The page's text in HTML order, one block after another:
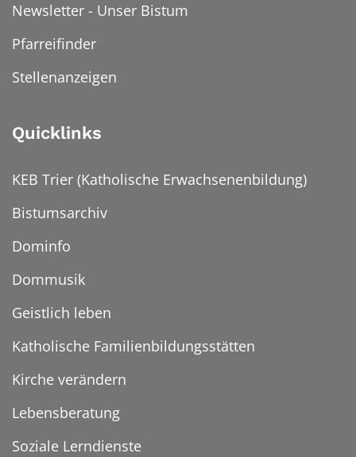
Newsletter - Unser Bistum
Pfarreifinder
Stellenanzeigen
Quicklinks
KEB Trier (Katholische Erwachsenenbildung)
Bistumsarchiv
Dominfo
Dommusik
Geistlich leben
Katholische Familienbildungsstätten
Kirche verändern
Lebensberatung
Soziale Lerndienste